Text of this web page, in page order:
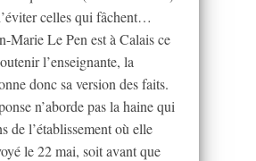
celles qui fâchent…
Marie Le Pen est à Calais ce
l’enseignante, la
donc sa version des faits.
n’aborde pas la haine qui
de l’établissement où elle
le 22 mai, soit avant que